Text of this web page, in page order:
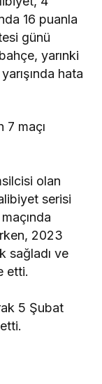
16 puanla
günü
yarınki
hata
7 maçı
olan
serisi
2023
sağladı ve
etti.
5 Şubat